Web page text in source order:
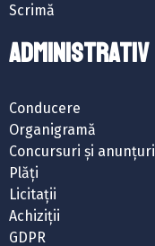
Scrimă
ADMINISTRATIV
Conducere
Organigramă
Concursuri și anunțuri
Plăți
Licitații
Achiziții
GDPR